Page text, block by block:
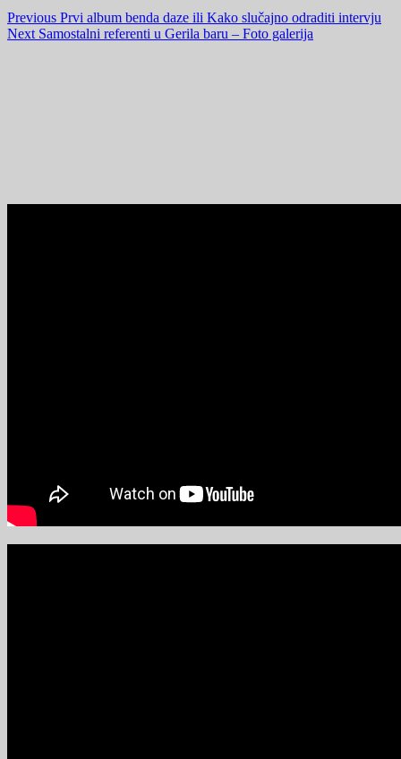
Previous Prvi album benda daze ili Kako slučajno odraditi intervju
Next Samostalni referenti u Gerila baru – Foto galerija